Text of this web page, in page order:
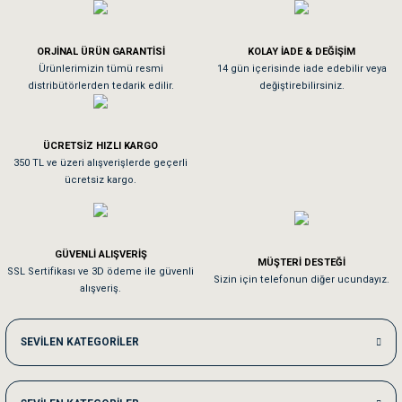
Köpeğim bayıldı hediyeler için teşekkürler
As**** Tu******
Tavşanım kafesinin kalitesine ve paketlemesine bayıldım
Sa**** On******
Kedilerim beğeniyorlar. Memnunuz. Uygun fiyatta olması iyi.
Me***** Ya******
Akşam verdiğim sipariş bir sonraki gün elime ulaştı. Jack russell köpeğim
ORJİNAL ÜRÜN GARANTİSİ
Ürünlerimizin tümü resmi
distribütörlerden tedarik edilir.
KOLAY İADE & DEĞİŞİM
14 gün içerisinde iade edebilir veya
değiştirebilirsiniz.
ÜCRETSİZ HIZLI KARGO
350 TL ve üzeri alışverişlerde geçerli
ücretsiz kargo.
GÜVENLİ ALIŞVERİŞ
SSL Sertifikası ve 3D ödeme ile güvenli
alışveriş.
MÜŞTERİ DESTEĞİ
Sizin için telefonun diğer ucundayız.
SEVİLEN KATEGORİLER